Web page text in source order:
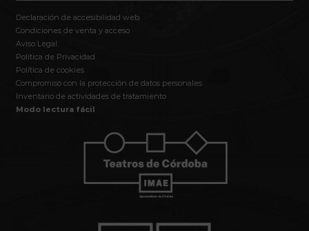
Declaración de accesibilidad web
Condiciones de venta y acceso
Aviso Legal
Política de Privacidad
Política de cookies
Compromiso con la protección de datos personales
Inventario de actividades de tratamiento
Modo lectura fácil